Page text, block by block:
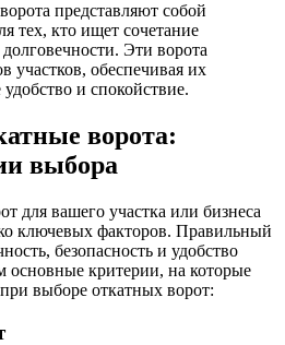
представляют собой
тех, кто ищет сочетание
Эти ворота
участков, обеспечивая их
и спокойствие.
ворота:
выбора
для вашего участка или бизнеса
ключевых факторов. Правильный
безопасность и удобство
основные критерии, на которые
выборе откатных ворот: